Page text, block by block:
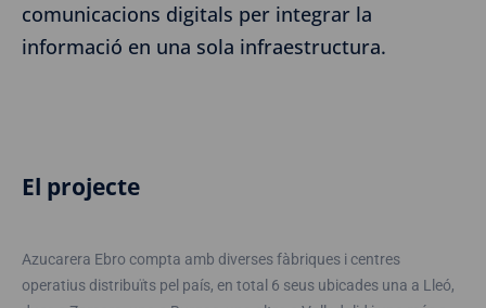
comunicacions digitals per integrar la
informació en una sola infraestructura.
El projecte
Azucarera Ebro compta amb diverses fàbriques i centres
operatius distribuïts pel país, en total 6 seus ubicades una a Lleó,